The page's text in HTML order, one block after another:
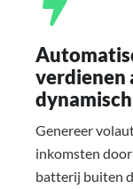
verdienen
Genereer
inkomsten
batterij buiten